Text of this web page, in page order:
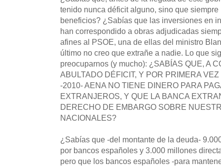
tenido nunca déficit alguno, sino que
beneficios? ¿Sabías que las inversiones en
han correspondido a obras adjudicadas
afines al PSOE, una de ellas del ministro
último no creo que extrañe a nadie. Lo que
preocuparnos (y mucho): ¿SABÍAS QUE, A
ABULTADO DÉFICIT, Y POR PRIMERA
-2010- AENA NO TIENE DINERO PARA
EXTRANJEROS, Y QUE LA BANCA
DERECHO DE EMBARGO SOBRE
NACIONALES?
¿Sabías que -del montante de la deuda-
por bancos españoles y 3.000 millones
pero que los bancos españoles -para